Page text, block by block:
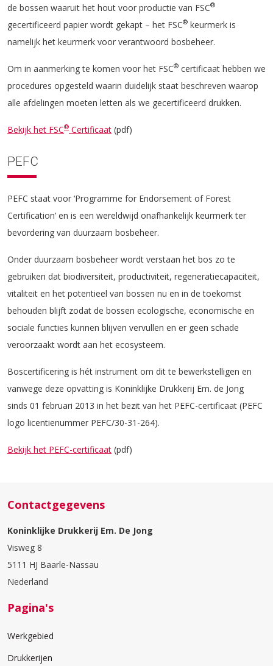
de bossen waaruit het hout voor productie van FSC®
gecertificeerd papier wordt gekapt – het FSC® keurmerk is
namelijk het keurmerk voor verantwoord bosbeheer.
Om in aanmerking te komen voor het FSC® certificaat hebben we
procedures opgesteld waarin duidelijk staat beschreven waarop
alle afdelingen moeten letten als we gecertificeerd drukken.
Bekijk het FSC® Certificaat (pdf)
PEFC
PEFC staat voor ‘Programme for Endorsement of Forest
Certification’ en is een wereldwijd onafhankelijk keurmerk ter
bevordering van duurzaam bosbeheer.
Onder duurzaam bosbeheer wordt verstaan het bos zo te
gebruiken dat biodiversiteit, productiviteit, regeneratiecapaciteit,
vitaliteit en het potentieel van bossen nu en in de toekomst
behouden blijft zodat de bossen ecologische, economische en
sociale functies kunnen blijven vervullen en er geen schade
veroorzaakt wordt aan het ecosysteem.
Boscertificering is hét instrument om dit te bewerkstelligen en
vanwege deze opvatting is Koninklijke Drukkerij Em. de Jong
sinds 01 februari 2013 in het bezit van het PEFC-certificaat (PEFC
logo licentienummer PEFC/30-31-264).
Bekijk het PEFC-certificaat (pdf)
Contactgegevens
Koninklijke Drukkerij Em. De Jong
Visweg 8
5111 HJ Baarle-Nassau
Nederland
Pagina's
Werkgebied
Drukkerijen